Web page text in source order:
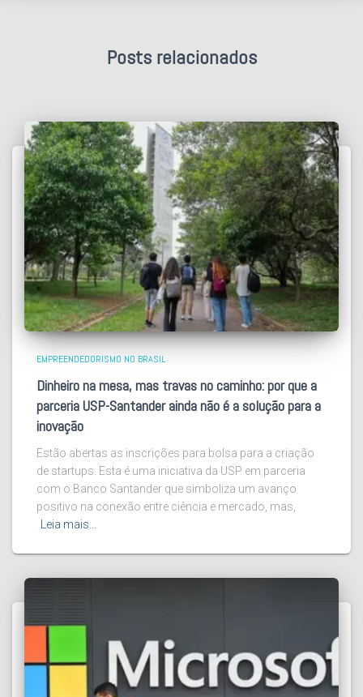
Posts relacionados
EMPREENDEDORISMO NO BRASIL
Dinheiro na mesa, mas travas no caminho: por que a
parceria USP-Santander ainda não é a solução para a
inovação
Estão abertas as inscrições para bolsa para a criação
de startups. Esta é uma iniciativa da USP em parceria
com o Banco Santander que simboliza um avanço
positivo na conexão entre ciência e mercado, mas,
Leia mais…